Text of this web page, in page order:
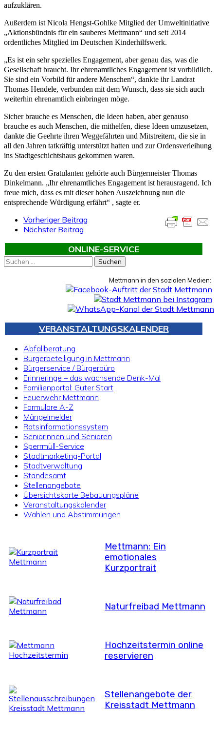
aufzuklären.
Außerdem ist Nicola Hengst-Gohlke Mitglied der Umweltinitiative
„Aktionsbündnis für ein sauberes Mettmann“ und seit 2014
ordentliches Mitglied im Deutschen Kinderhilfswerk.
„Es ist ein sehr spezielles Engagement, aber genau das, was die
Gesellschaft braucht. Ihr ehrenamtliches Engagement ist vorbildlich.
Sie sind ein Vorbild für andere Menschen“, dankte ihr Landrat
Thomas Hendele, verbunden mit dem Wunsch, dass sie sich auch
weiterhin ehrenamtlich einbringen möge.
Sicher brauche es Menschen, die Ideen haben, aber genauso
brauche es auch Menschen, die mithelfen, diese Ideen umzusetzen,
dankte die Geehrte ihren Weggefährten und Mitstreitern, die sie in
all den Jahren tatkräftig unterstützt hatten und zur Ordensverleihung
ins Stadtgeschichtshaus gekommen waren.
Zu den ersten Gratulanten gehörte auch Bürgermeister Thomas
Dinkelmann. „Ihr ehrenamtliches Engagement ist herausragend. Ich
freue mich, dass es mit dieser hohen Auszeichnung nun die
entsprechende Würdigung erfährt“ , sagte er.
Vorheriger Beitrag
Nächster Beitrag
ONLINE-SERVICE
Suchen
nach:
Mettmann in den sozialen Medien:
VERANSTALTUNGSKALENDER
Abfallberatung
Bürgerbeteiligung in Mettmann
Bürgerservice / Bürgerbüro
Erinneringe – das wachsende Denk-Mal
Familienportal: Guter Start
Feuerwehr Mettmann
Formulare A-Z
Mängelmelder
Ratsinformationssystem
Seniorinnen und Senioren
Sperrmüll-Service
Stadtmarketing-Portal
Stadtverwaltung
Standesamt
Stellenangebote
Übersichtskarte Bebauungspläne
Veranstaltungskalender
Wahlen und Abstimmungen
Mettmann: Ein
emotionales
Kurzportrait
Naturfreibad Mettmann
Hochzeitstermin online
reservieren
Stellenangebote der
Kreisstadt Mettmann